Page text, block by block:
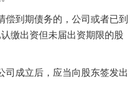
到期债务的，公司或者已到
缴出资但未届出资期限的股
成立后，应当向股东签发出